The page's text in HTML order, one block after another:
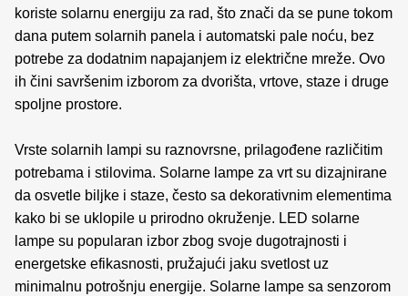
koriste solarnu energiju za rad, što znači da se pune tokom
dana putem solarnih panela i automatski pale noću, bez
potrebe za dodatnim napajanjem iz električne mreže. Ovo
ih čini savršenim izborom za dvorišta, vrtove, staze i druge
spoljne prostore.
Vrste solarnih lampi su raznovrsne, prilagođene različitim
potrebama i stilovima. Solarne lampe za vrt su dizajnirane
da osvetle biljke i staze, često sa dekorativnim elementima
kako bi se uklopile u prirodno okruženje. LED solarne
lampe su popularan izbor zbog svoje dugotrajnosti i
energetske efikasnosti, pružajući jaku svetlost uz
minimalnu potrošnju energije. Solarne lampe sa senzorom